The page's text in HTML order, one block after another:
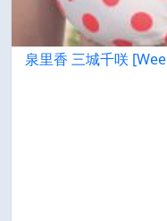
泉里香 三城千咲